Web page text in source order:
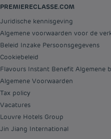
PREMIERECLASSE.COM
Juridische kennisgeving
Algemene voorwaarden voor de
Beleid Inzake Persoonsgegevens
Cookiebeleid
Flavours Instant Benefit
Algemene Voorwaarden
Tax policy
Vacatures
Louvre Hotels Group
Jin Jiang International